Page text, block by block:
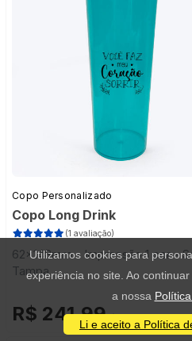
Copo Personalizado
Copo Long Drink
(1 avaliação)
62x148mm - Impressão 1 cor -
Tampa
R$ 241,99
Utilizamos cookies para
experiência no site. Ao
a nossa
Li e aceito a Política